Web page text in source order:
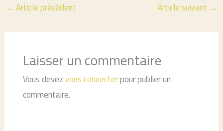
← Article précédent Article suivant →
Laisser un commentaire
Vous devezvous connecterpour publier un
commentaire.